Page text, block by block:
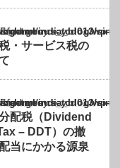
inindia_blog/wp-content/themes/
・サービス税の
inindia_blog/wp-content/themes/
配税（Dividend
– DDT）の撤
当にかかる源泉